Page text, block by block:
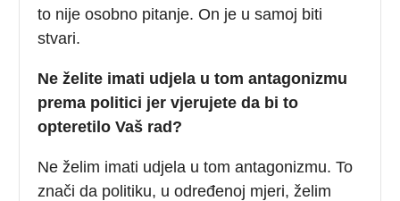
to nije osobno pitanje. On je u samoj biti
stvari.
Ne želite imati udjela u tom antagonizmu
prema politici jer vjerujete da bi to
opteretilo Vaš rad?
Ne želim imati udjela u tom antagonizmu. To
znači da politiku, u određenoj mjeri, želim